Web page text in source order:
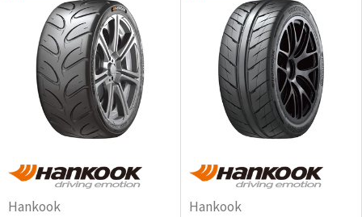
Hankook Hankook